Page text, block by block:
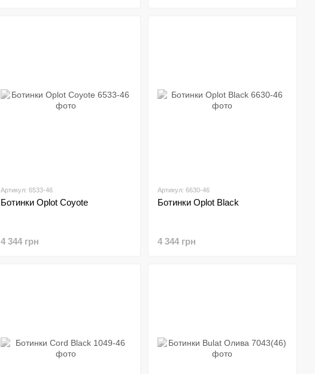
Артикул: 6533-46
Ботинки Oplot Coyote
4 344 грн
Артикул: 6630-46
Ботинки Oplot Black
4 344 грн